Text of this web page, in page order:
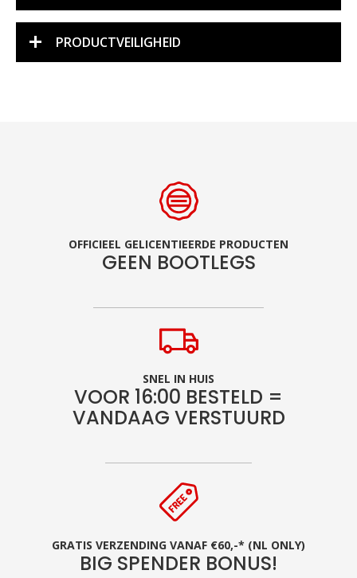
PRODUCTVEILIGHEID
OFFICIEEL GELICENTIEERDE PRODUCTEN
GEEN BOOTLEGS
SNEL IN HUIS
VOOR 16:00 BESTELD =
VANDAAG VERSTUURD
GRATIS VERZENDING VANAF €60,-* (NL ONLY)
BIG SPENDER BONUS!